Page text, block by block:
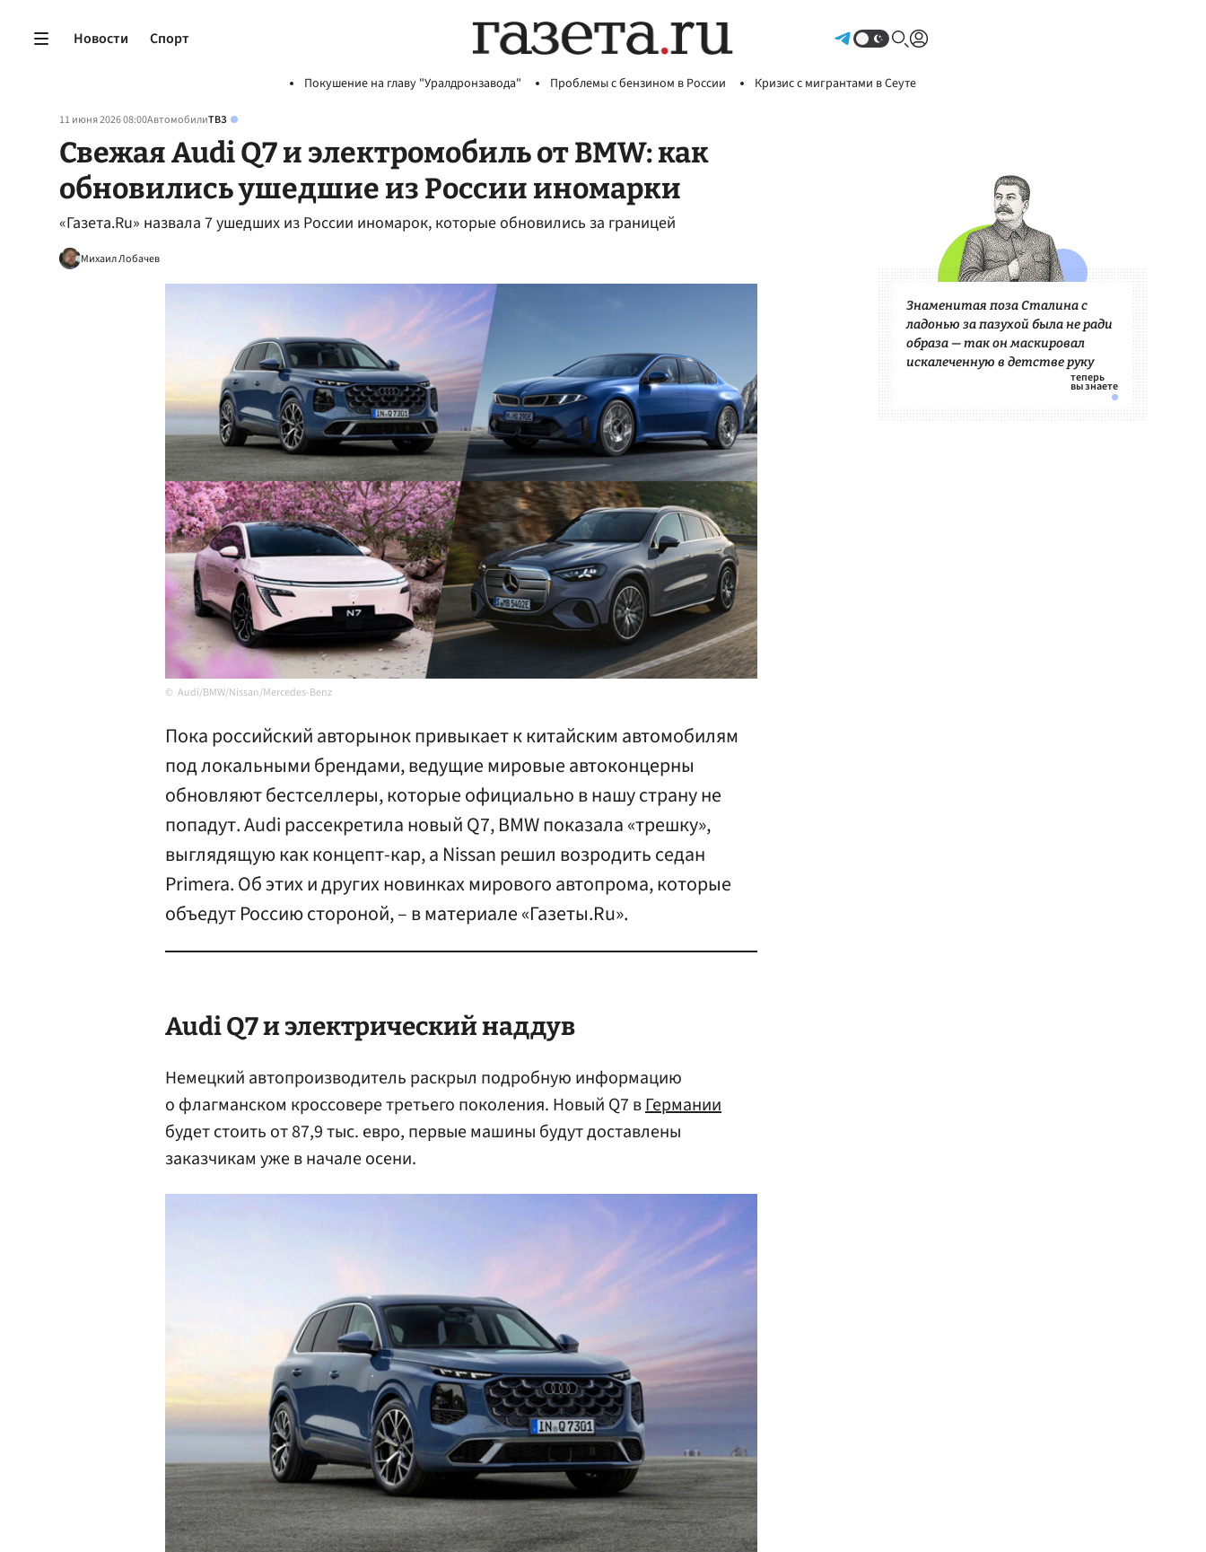
Новости Спорт
Покушение на главу "Уралдронзавода" Проблемы с бензином в России Кризис с мигрантами в Сеуте
11 июня 2026 08:00АвтомобилиТВЗ
Свежая Audi Q7 и электромобиль от BMW: как
обновились ушедшие из России иномарки
«Газета.Ru» назвала 7 ушедших из России иномарок, которые обновились за границей
Михаил Лобачев
Audi/BMW/Nissan/Mercedes-Benz
Пока российский авторынок привыкает к китайским автомобилям
под локальными брендами, ведущие мировые автоконцерны
обновляют бестселлеры, которые официально в нашу страну не
попадут. Audi рассекретила новый Q7, BMW показала «трешку»,
выглядящую как концепт-кар, а Nissan решил возродить седан
Primera. Об этих и других новинках мирового автопрома, которые
объедут Россию стороной, – в материале «Газеты.Ru».
Audi Q7 и электрический наддув
Немецкий автопроизводитель раскрыл подробную информацию
о флагманском кроссовере третьего поколения. Новый Q7 вГермании
будет стоить от 87,9 тыс. евро, первые машины будут доставлены
заказчикам уже в начале осени.
Знаменитая поза Сталина с
ладонью за пазухой была не ради
образа — так он маскировал
искалеченную в детстве руку